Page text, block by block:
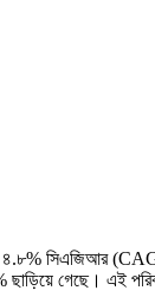
৪.৮% সিএজিআর
ছাড়িয়ে গেছে। এই